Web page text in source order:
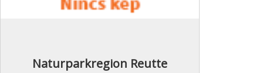
Naturparkregion Reutte